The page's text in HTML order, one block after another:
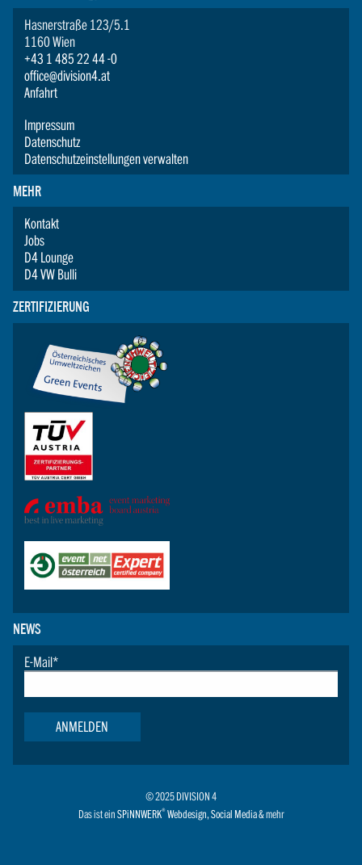
Division4
Hasnerstraße 123/5.1
1160 Wien
+43 1 485 22 44 -0
office@division4.at
Anfahrt
Impressum
Datenschutz
Datenschutzeinstellungen verwalten
MEHR
Kontakt
Jobs
D4 Lounge
D4 VW Bulli
ZERTIFIZIERUNG
NEWS
E-Mail*
ANMELDEN
© 2025 DIVISION 4
Das ist einSPiNNWERK® Webdesign,Social Media& mehr